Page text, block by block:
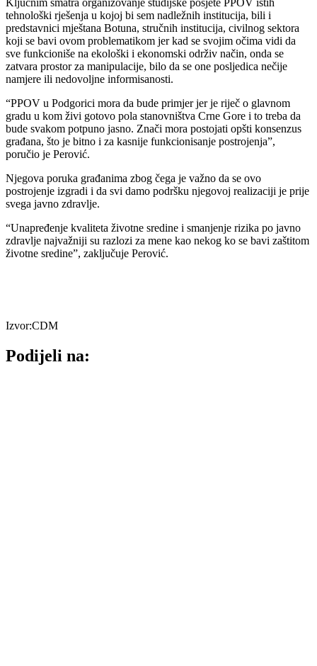
tehnološki rješenja u kojoj bi sem nadležnih institucija, bili i
predstavnici mještana Botuna, stručnih institucija, civilnog sektora
koji se bavi ovom problematikom jer kad se svojim očima vidi da
sve funkcioniše na ekološki i ekonomski održiv način, onda se
zatvara prostor za manipulacije, bilo da se one posljedica nečije
namjere ili nedovoljne informisanosti.
“PPOV u Podgorici mora da bude primjer jer je riječ o glavnom
gradu u kom živi gotovo pola stanovništva Crne Gore i to treba da
bude svakom potpuno jasno. Znači mora postojati opšti konsenzus
građana, što je bitno i za kasnije funkcionisanje postrojenja”,
poručio je Perović.
Njegova poruka građanima zbog čega je važno da se ovo
postrojenje izgradi i da svi damo podršku njegovoj realizaciji je prije
svega javno zdravlje.
“Unapređenje kvaliteta životne sredine i smanjenje rizika po javno
zdravlje najvažniji su razlozi za mene kao nekog ko se bavi zaštitom
životne sredine”, zaključuje Perović.
Izvor:CDM
Podijeli na: